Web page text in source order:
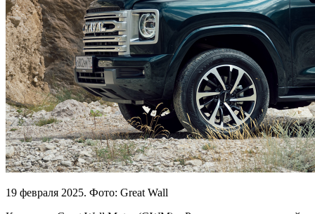
19 февраля 2025. Фото: Great Wall